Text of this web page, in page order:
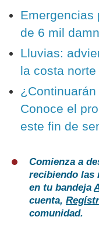
Emergencias
de 6 mil
Lluvias:
la costa
Conoce el
este fin de
Comienza a
recibiendo las
en tu bandeja
cuenta,
comunidad.